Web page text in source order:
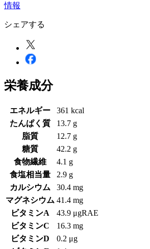
情報
シェアする
栄養成分
エネルギー
361 kcal
たんぱく質
13.7 g
脂質
12.7 g
糖質
42.2 g
食物繊維
4.1 g
食塩相当量
2.9 g
カルシウム
30.4 mg
マグネシウム 41.4 mg
ビタミンA
43.9 μgRAE
ビタミンC
16.3 mg
ビタミンD
0.2 μg